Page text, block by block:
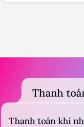
Thanh
Thanh toán khi